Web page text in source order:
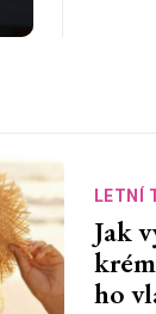
LETNÍ
Jak
ho